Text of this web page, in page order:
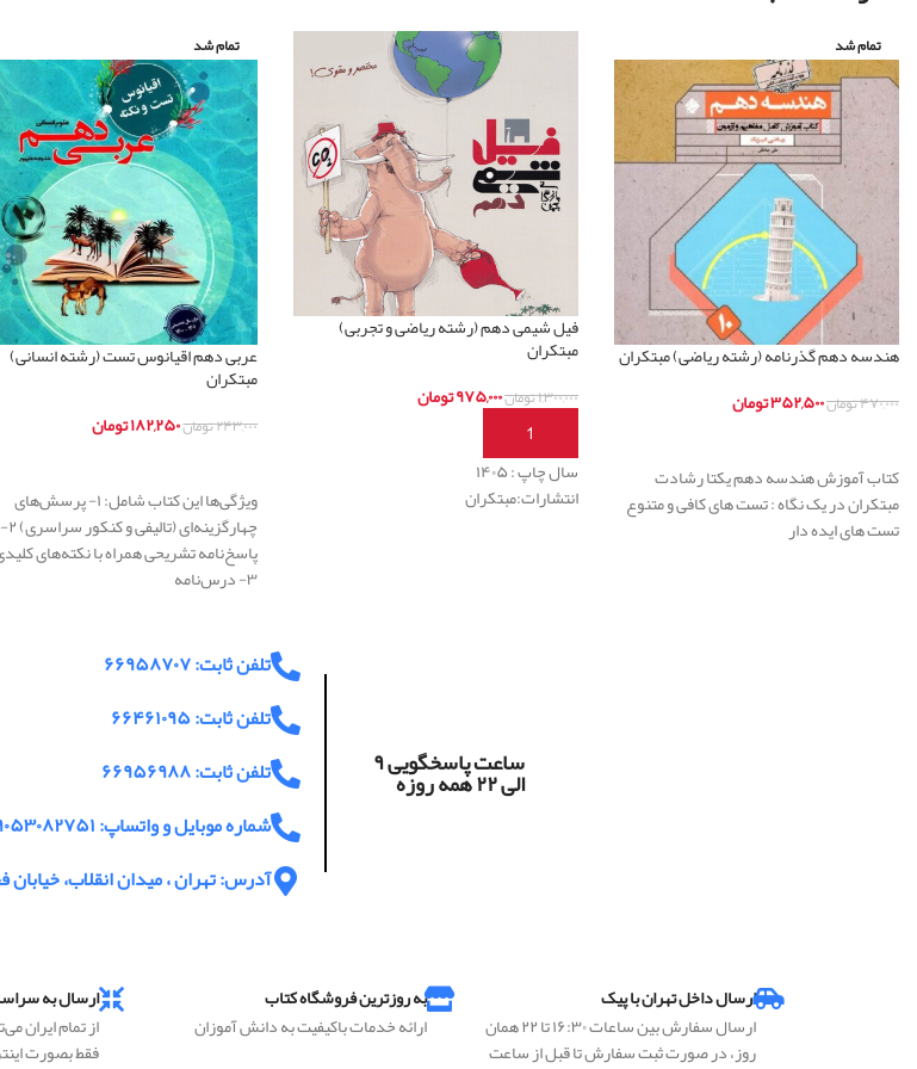
تمام شد
هندسه دهم گذرنامه (رشته ریاضی) مبتکران
۴۷۰,۰۰۰تومان۳۵۲,۵۰۰تومان
کتاب آموزش هندسه دهم یکتا رشادت
مبتکران در یک نگاه : تست های کافی و متنوع
تست های ایده دار
فیل شیمی دهم (رشته ریاضی و تجربی)
مبتکران
۱,۳۰۰,۰۰۰تومان۹۷۵,۰۰۰تومان
افزودن به سبد خرید
سال چاپ : ۱۴۰۵
انتشارات:مبتکران
تمام شد
عربی دهم اقیانوس تست (رشته انسانی)
مبتکران
۲۴۳,۰۰۰تومان۱۸۲,۲۵۰تومان
ویژگی‌ها این کتاب شامل: ۱- پرسش‌های
چهارگزینه‌ای (تالیفی و کنکور سراسری) ۲-
پاسخ‌نامه تشریحی همراه با نکته‌های
۳- درس‌نامه
ساعت پاسخگویی ۹ الی ۲۲ همه روزه
تلفن ثابت: ۶۶۹۵۸۷۰۷
تلفن ثابت: ۶۶۴۶۱۰۹۵
تلفن ثابت: ۶۶۹۵۶۹۸۸
شماره موبایل و واتساپ: ۰۹۰۵۳۰۸۲۷۵۱
آدرس: تهران ، میدان انقلاب، خیابان
ارسال داخل تهران با پیک
ارسال سفارش بین ساعات ۱۶:۳۰ تا ۲۲ همان
روز، در صورت ثبت سفارش تا قبل از ساعت
به روزترین فروشگاه کتاب
ارائه خدمات باکیفیت به دانش آموزان
ارسال به
از تمام ایران
فقط بصورت